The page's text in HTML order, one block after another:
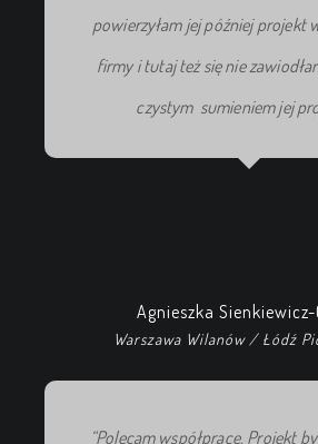
powierzyłam jej później projekt
firmy i tutaj też się nie
czystym sumieniem jej
Agnieszka
Warszawa Wilanów / Łódź
“Polecam współpracę. Projekt